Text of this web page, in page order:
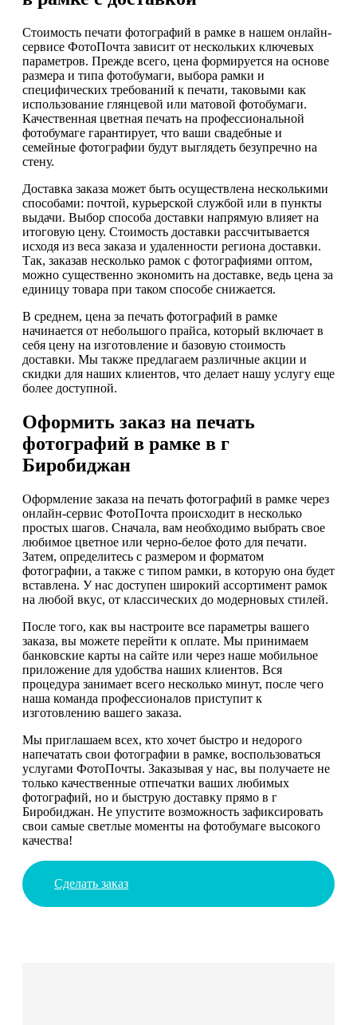
Стоимость печати фотографий в рамке в нашем онлайн-
сервисе ФотоПочта зависит от нескольких ключевых
параметров. Прежде всего, цена формируется на основе
размера и типа фотобумаги, выбора рамки и
специфических требований к печати, таковыми как
использование глянцевой или матовой фотобумаги.
Качественная цветная печать на профессиональной
фотобумаге гарантирует, что ваши свадебные и
семейные фотографии будут выглядеть безупречно на
стену.
Доставка заказа может быть осуществлена несколькими
способами: почтой, курьерской службой или в пункты
выдачи. Выбор способа доставки напрямую влияет на
итоговую цену. Стоимость доставки рассчитывается
исходя из веса заказа и удаленности региона доставки.
Так, заказав несколько рамок с фотографиями оптом,
можно существенно экономить на доставке, ведь цена за
единицу товара при таком способе снижается.
В среднем, цена за печать фотографий в рамке
начинается от небольшого прайса, который включает в
себя цену на изготовление и базовую стоимость
доставки. Мы также предлагаем различные акции и
скидки для наших клиентов, что делает нашу услугу еще
более доступной.
Оформить заказ на печать
фотографий в рамке в г
Биробиджан
Оформление заказа на печать фотографий в рамке через
онлайн-сервис ФотоПочта происходит в несколько
простых шагов. Сначала, вам необходимо выбрать свое
любимое цветное или черно-белое фото для печати.
Затем, определитесь с размером и форматом
фотографии, а также с типом рамки, в которую она будет
вставлена. У нас доступен широкий ассортимент рамок
на любой вкус, от классических до модерновых стилей.
После того, как вы настроите все параметры вашего
заказа, вы можете перейти к оплате. Мы принимаем
банковские карты на сайте или через наше мобильное
приложение для удобства наших клиентов. Вся
процедура занимает всего несколько минут, после чего
наша команда профессионалов приступит к
изготовлению вашего заказа.
Мы приглашаем всех, кто хочет быстро и недорого
напечатать свои фотографии в рамке, воспользоваться
услугами ФотоПочты. Заказывая у нас, вы получаете не
только качественные отпечатки ваших любимых
фотографий, но и быструю доставку прямо в г
Биробиджан. Не упустите возможность зафиксировать
свои самые светлые моменты на фотобумаге высокого
качества!
Сделать заказ